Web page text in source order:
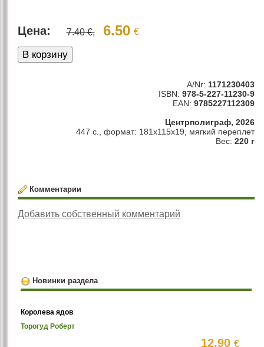
Цена: 7.40 €, 6.50 €
A/Nr: 1171230403
ISBN: 978-5-227-11230-9
EAN: 9785227112309
Центрполиграф, 2026
447 с., формат: 181x115x19, мягкий переплет
Вес: 220 г
Комментарии
Добавить собственный комментарий
Новинки раздела
Королева ядов
Торогуд Роберт
12.90€